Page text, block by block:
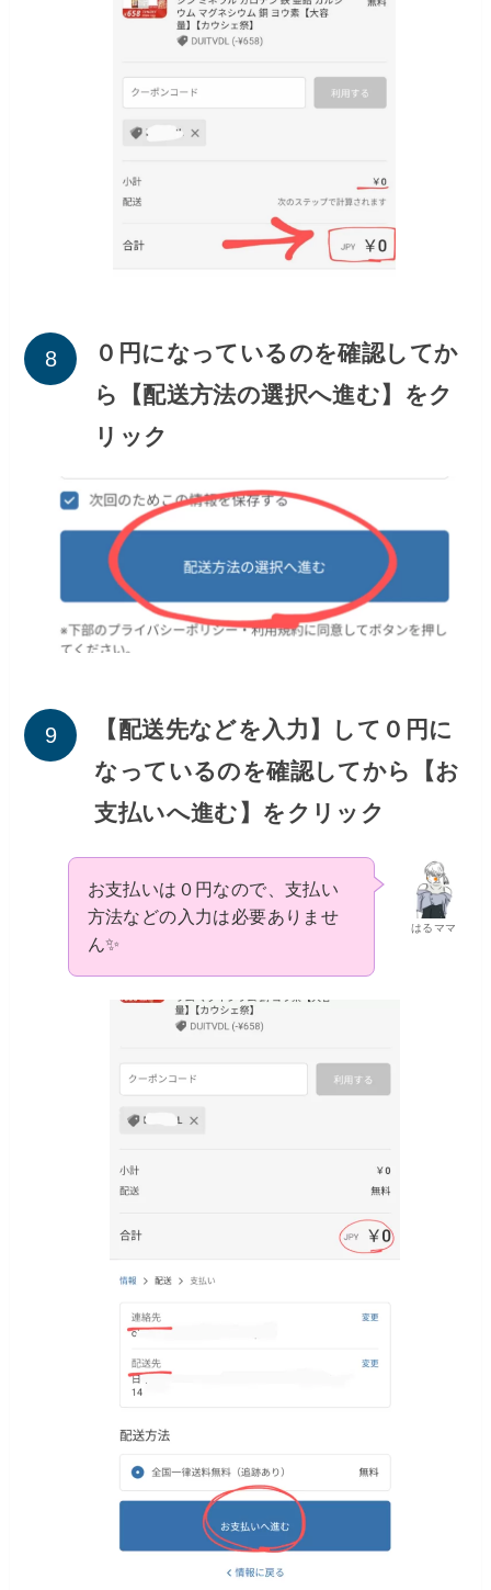
０円になっているのを確認してか
ら【配送方法の選択へ進む】をク
リック
【配送先などを入力】して０円に
なっているのを確認してから【お
支払いへ進む】をクリック
はるママ
お支払いは０円なので、支払い
方法などの入力は必要ありませ
ん✨